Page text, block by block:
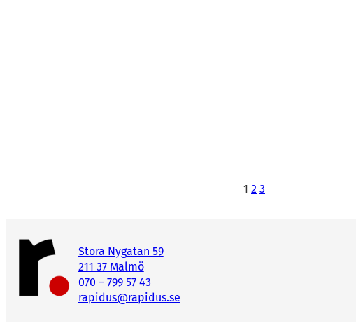
1 2 3
Stora Nygatan 59
211 37 Malmö
070 – 799 57 43
rapidus@rapidus.se